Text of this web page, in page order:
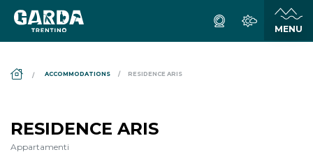
ACCOMMODATIONS RESIDENCE ARIS
RESIDENCE ARIS
Appartamenti